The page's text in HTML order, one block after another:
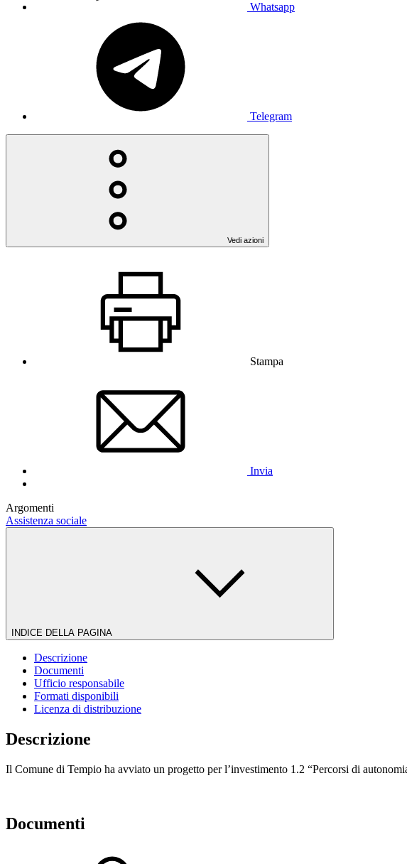
Whatsapp
Telegram
Vedi azioni
Stampa
Invia
Argomenti
Assistenza sociale
INDICE DELLA PAGINA
Descrizione
Documenti
Ufficio responsabile
Formati disponibili
Licenza di distribuzione
Descrizione
Il Comune di Tempio ha avviato un progetto per l’investimento 1.2 “Percorsi di
Documenti